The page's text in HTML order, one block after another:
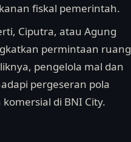
fiskal pemerintah.
Ciputra, atau Agung
permintaan ruang
pengelola mal dan
pergeseran pola
di BNI City.